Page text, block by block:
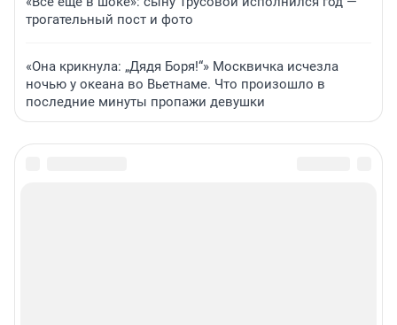
трогательный пост и фото
«Она крикнула: „Дядя Боря!“» Москвичка исчезла
ночью у океана во Вьетнаме. Что произошло в
последние минуты пропажи девушки